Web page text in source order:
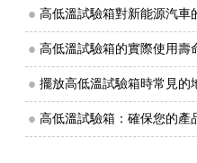
高低溫試驗箱對新能源汽車
高低溫試驗箱的實際使用壽
擺放高低溫試驗箱時常見的
高低溫試驗箱：確保您的產